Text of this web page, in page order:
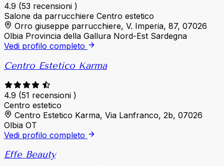
4.9 (53 recensioni )
Salone da parrucchiere Centro estetico
Orro giuseppe parrucchiere, V. Imperia, 87, 07026
Olbia Provincia della Gallura Nord-Est Sardegna
Vedi profilo completo
Centro Estetico Karma
4.9 (51 recensioni )
Centro estetico
Centro Estetico Karma, Via Lanfranco, 2b, 07026
Olbia OT
Vedi profilo completo
Effe Beauty